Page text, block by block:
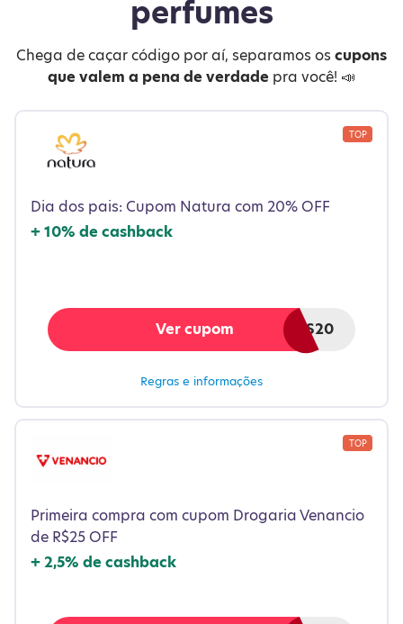
perfumes
Chega de caçar código por aí, separamos os cupons
que valem a pena de verdade pra você! 📣
TOP
Dia dos pais: Cupom Natura com 20% OFF
+10% de cashback
PAIS20
Ver cupom
Regras e informações
Presentes que traduzem afeto em perfumaria e
TOP
Primeira compra com cupom Drogaria Venancio
de R$25 OFF
+2,5% de cashback
fórmulas infantis.